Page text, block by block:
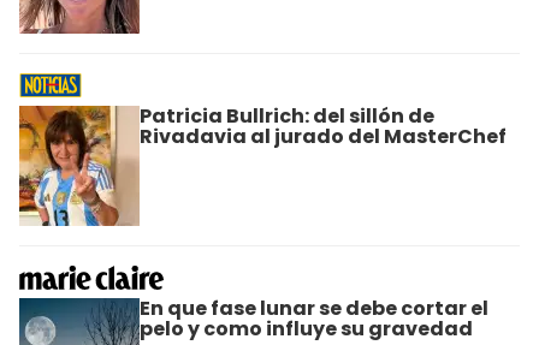
Patricia Bullrich: del sillón de
Rivadavia al jurado del MasterChef
En que fase lunar se debe cortar el
pelo y como influye su gravedad